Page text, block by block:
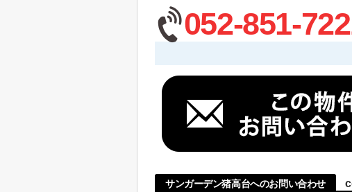
052-851-
サンガーデン猪高台へのお問い合わせ